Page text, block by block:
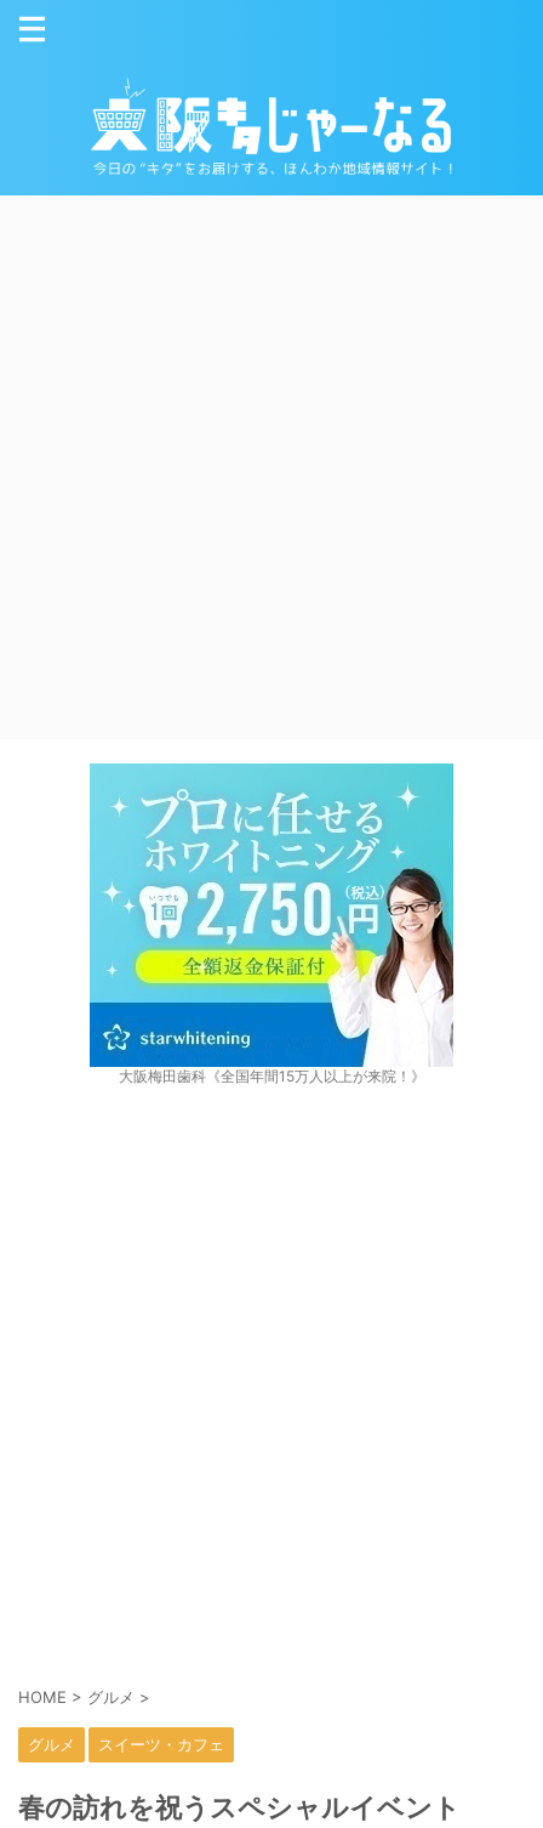
大阪梅田歯科《全国年間15万人以上が来院！》
HOME > グルメ >
グルメ スイーツ・カフェ
春の訪れを祝うスペシャルイベント